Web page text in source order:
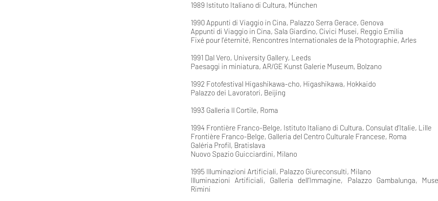
1989 Istituto Italiano di Cultura, München
1990 Appunti di Viaggio in Cina, Palazzo Serra Gerace, Genova
Appunti di Viaggio in Cina, Sala Giardino, Civici Musei, Reggio Emilia
Fixé pour l’éternité, Rencontres Internationales de la Photographie, Arles
1991 Dal Vero, University Gallery, Leeds
Paesaggi in miniatura, AR/GE Kunst Galerie Museum, Bolzano
1992 Fotofestival Higashikawa-cho, Higashikawa, Hokkaido
Palazzo dei Lavoratori, Beijing
1993 Galleria Il Cortile, Roma
1994 Frontière Franco-Belge, Istituto Italiano di Cultura, Consulat d’Italie, Lille
Frontière Franco-Belge, Galleria del Centro Culturale Francese, Roma
Galéria Profil, Bratislava
Nuovo Spazio Guicciardini, Milano
1995 Illuminazioni Artificiali, Palazzo Giureconsulti, Milano
Illuminazioni Artificiali, Galleria dell’Immagine, Palazzo Gambalunga,
Rimini